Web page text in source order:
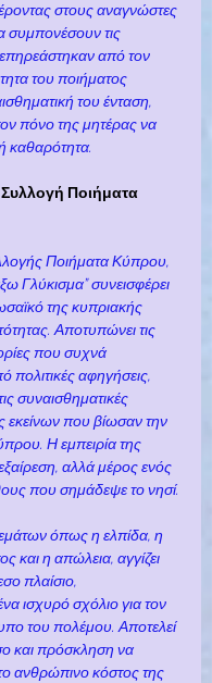
στους αναγνώστες
συμπονέσουν τις
από τον
του ποιήματος
του ένταση,
πόνο της μητέρας να
καθαρότητα.
Ποιήματα
Ποιήματα Κύπρου,
Γλύκισμα” συνεισφέρει
της κυπριακής
Αποτυπώνει τις
που συχνά
πολιτικές αφηγήσεις,
συναισθηματικές
εκείνων που βίωσαν την
Η εμπειρία της
αλλά μέρος ενός
που σημάδεψε το νησί.
όπως η ελπίδα, η
και η απώλεια, αγγίζει
πλαίσιο,
ισχυρό σχόλιο για τον
του πολέμου. Αποτελεί
και πρόσκληση να
ανθρώπινο κόστος της